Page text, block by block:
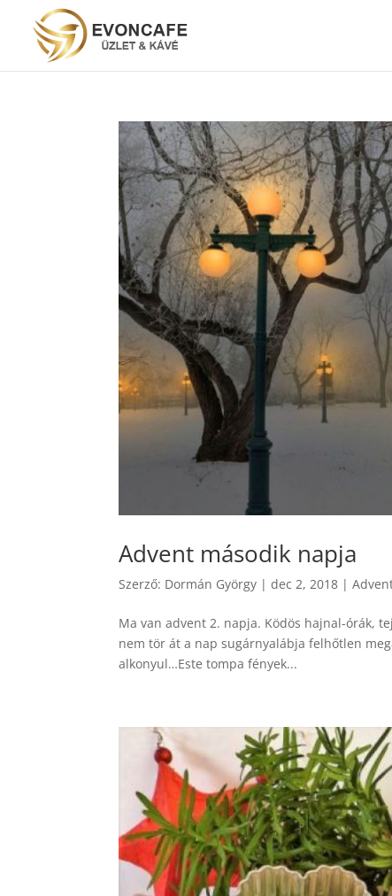
Advent második napja
Szerző: Dormán György |dec 2, 2018 |
Ma van advent 2. napja. Ködös hajnal-órák,
nem tör át a nap sugárnyalábja felhőtlen
alkonyul…Este tompa fények...